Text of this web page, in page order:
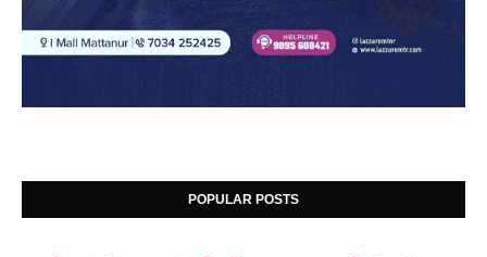
POPULAR POSTS